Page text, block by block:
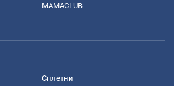
MAMACLUB
Сплетни